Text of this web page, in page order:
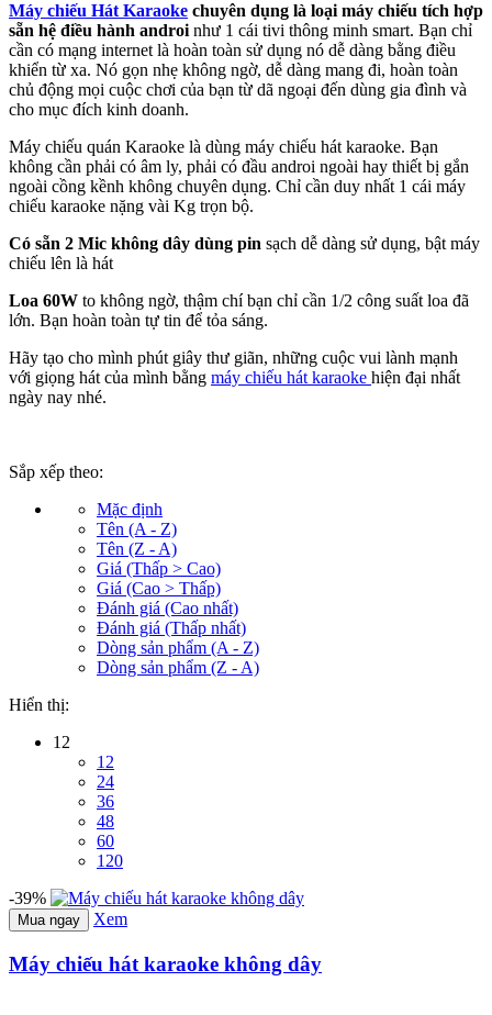
Máy chiếu Hát Karaoke chuyên dụng là loại máy chiếu tích hợp
sẵn hệ điều hành androi như 1 cái tivi thông minh smart. Bạn chỉ
cần có mạng internet là hoàn toàn sử dụng nó dễ dàng bằng điều
khiển từ xa. Nó gọn nhẹ không ngờ, dễ dàng mang đi, hoàn toàn
chủ động mọi cuộc chơi của bạn từ dã ngoại đến dùng gia đình và
cho mục đích kinh doanh.
Máy chiếu quán Karaoke là dùng máy chiếu hát karaoke. Bạn
không cần phải có âm ly, phải có đầu androi ngoài hay thiết bị gắn
ngoài cồng kềnh không chuyên dụng. Chỉ cần duy nhất 1 cái máy
chiếu karaoke nặng vài Kg trọn bộ.
Có sẵn 2 Mic không dây dùng pin sạch dễ dàng sử dụng, bật máy
chiếu lên là hát
Loa 60W to không ngờ, thậm chí bạn chỉ cần 1/2 công suất loa đã
lớn. Bạn hoàn toàn tự tin để tỏa sáng.
Hãy tạo cho mình phút giây thư giãn, những cuộc vui lành mạnh
với giọng hát của mình bằng máy chiếu hát karaoke hiện đại nhất
ngày nay nhé.
Sắp xếp theo:
Mặc định
Tên (A - Z)
Tên (Z - A)
Giá (Thấp > Cao)
Giá (Cao > Thấp)
Đánh giá (Cao nhất)
Đánh giá (Thấp nhất)
Dòng sản phẩm (A - Z)
Dòng sản phẩm (Z - A)
Hiển thị:
12
12
24
36
48
60
120
-39%
Mua ngay Xem
Máy chiếu hát karaoke không dây